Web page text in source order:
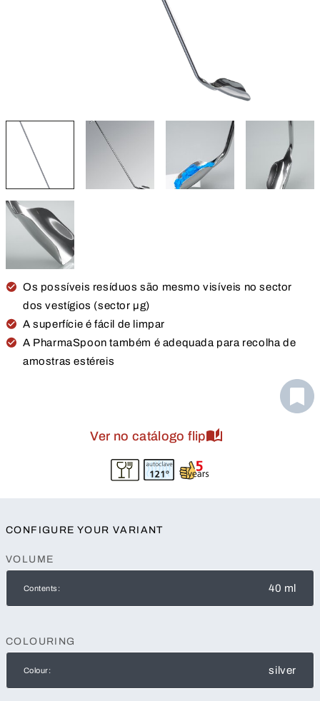
Os possíveis resíduos são mesmo visíveis no sector
dos vestígios (sector µg)
A superfície é fácil de limpar
A PharmaSpoon também é adequada para recolha de
amostras estéreis
Ver no catálogo flip
CONFIGURE YOUR VARIANT
VOLUME
Contents: 40 ml
COLOURING
Colour: silver